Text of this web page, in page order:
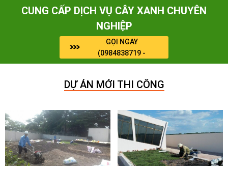
CUNG CẤP DỊCH VỤ CÂY XANH CHUYÊN
NGHIỆP
GỌI NGAY
(0984838719 -
0964909071)
DỰ ÁN MỚI THI CÔNG